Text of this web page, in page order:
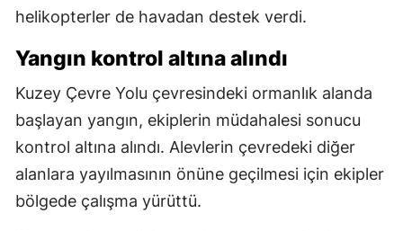
helikopterler de havadan destek verdi.
Yangın kontrol altına alındı
Kuzey Çevre Yolu çevresindeki ormanlık alanda
başlayan yangın, ekiplerin müdahalesi sonucu
kontrol altına alındı. Alevlerin çevredeki diğer
alanlara yayılmasının önüne geçilmesi için ekipler
bölgede çalışma yürüttü.